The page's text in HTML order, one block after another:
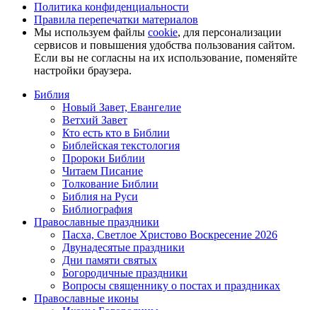
Политика конфиденциальности
Правила перепечатки материалов
Мы используем файлы cookie, для персонализации
сервисов и повышения удобства пользования сайтом.
Если вы не согласны на их использование, поменяйте
настройки браузера.
Библия
Новый Завет, Евангелие
Ветхий Завет
Кто есть кто в Библии
Библейская текстология
Пророки Библии
Читаем Писание
Толкование Библии
Библия на Руси
Библиография
Православные праздники
Пасха, Светлое Христово Воскресение 2026
Двунадесятые праздники
Дни памяти святых
Богородичные праздники
Вопросы священнику о постах и праздниках
Православные иконы